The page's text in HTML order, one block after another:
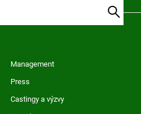
Management
Press
Castingy a výzvy